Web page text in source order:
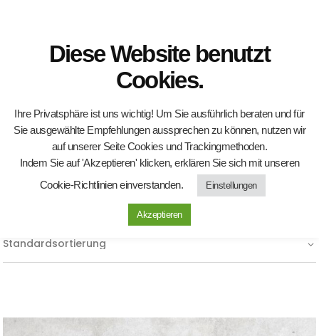
mein konto
Diese Website benutzt
Cookies.
Ihre Privatsphäre ist uns wichtig! Um Sie ausführlich beraten und für
Sie ausgewählte Empfehlungen aussprechen zu können, nutzen wir
auf unserer Seite Cookies und Trackingmethoden.
Indem Sie auf 'Akzeptieren' klicken, erklären Sie sich mit unseren
Cookie-Richtlinien einverstanden.
Einstellungen
Akzeptieren